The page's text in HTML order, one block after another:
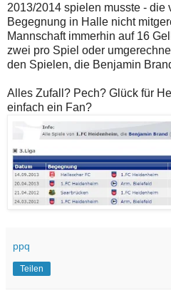
2013/2014 spielen musste - die
Begegnung in Halle nicht
Mannschaft immerhin auf 16
zwei pro Spiel oder
den Spielen, die Benjamin
Alles Zufall? Pech? Glück für
einfach ein Fan?
ppq
Teilen